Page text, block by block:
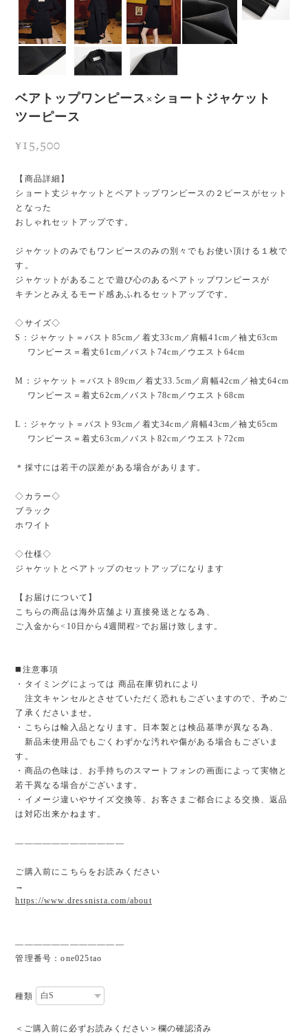
ベアトップワンピース×ショートジャケット
ツーピース
¥15,500
【商品詳細】
ショート丈ジャケットとベアトップワンピースの２ピースがセット
となった
おしゃれセットアップです。
ジャケットのみでもワンピースのみの別々でもお使い頂ける１枚で
す。
ジャケットがあることで遊び心のあるベアトップワンピースが
キチンとみえるモード感あふれるセットアップです。
◇サイズ◇
S：ジャケット＝バスト85cm／着丈33cm／肩幅41cm／袖丈63cm
ワンピース＝着丈61cm／バスト74cm／ウエスト64cm
M：ジャケット＝バスト89cm／着丈33.5cm／肩幅42cm／袖丈64cm
ワンピース＝着丈62cm／バスト78cm／ウエスト68cm
L：ジャケット＝バスト93cm／着丈34cm／肩幅43cm／袖丈65cm
ワンピース＝着丈63cm／バスト82cm／ウエスト72cm
＊採寸には若干の誤差がある場合があります。
◇カラー◇
ブラック
ホワイト
◇仕様◇
ジャケットとベアトップのセットアップになります
【お届けについて】
こちらの商品は海外店舗より直接発送となる為、
ご入金から<10日から4週間程>でお届け致します。
◼️注意事項
・タイミングによっては 商品在庫切れにより
注文キャンセルとさせていただく恐れもございますので、予めご
了承くださいませ。
・こちらは輸入品となります。日本製とは検品基準が異なる為、
新品未使用品でもごくわずかな汚れや傷がある場合もございま
す。
・商品の色味は、お手持ちのスマートフォンの画面によって実物と
若干異なる場合がございます。
・イメージ違いやサイズ交換等、お客さまご都合による交換、返品
は対応出来かねます。
————————————
ご購入前にこちらをお読みください
→
https://www.dressnista.com/about
————————————
管理番号：one025tao
種類
＜ご購入前に必ずお読みください＞欄の確認済み